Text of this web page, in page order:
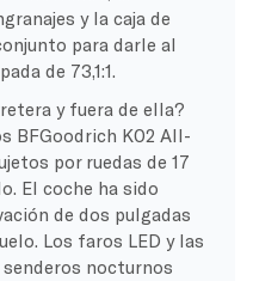
y la caja de
para darle al
de 73,1:1.
y fuera de ella?
BFGoodrich K02 All-
por ruedas de 17
El coche ha sido
de dos pulgadas
Los faros LED y las
nocturnos